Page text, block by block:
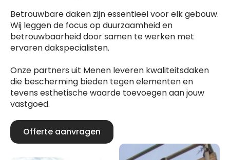
Betrouwbare daken zijn essentieel voor elk gebouw.
Wij leggen de focus op duurzaamheid en
betrouwbaarheid door samen te werken met
ervaren dakspecialisten.
Onze partners uit Menen leveren kwaliteitsdaken
die bescherming bieden tegen elementen en
tevens esthetische waarde toevoegen aan jouw
vastgoed.
Offerte aanvragen